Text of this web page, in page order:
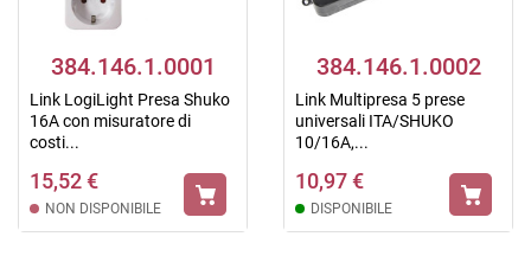
384.146.1.0001
Link LogiLight Presa Shuko
16A con misuratore di
costi...
15,52 €
NON DISPONIBILE
384.146.1.0002
Link Multipresa 5 prese
universali ITA/SHUKO
10/16A,...
10,97 €
DISPONIBILE